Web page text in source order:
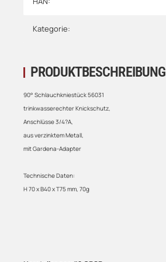
Kategorie:
PRODUKTBESCHREIBUNG
90° Schlauchkniestück 56031
trinkwasserechter Knickschutz,
Anschlüsse 3/4?A,
aus verzinktem Metall,
mit Gardena-Adapter
Technische Daten:
H 70 x B40 x T75 mm, 70g